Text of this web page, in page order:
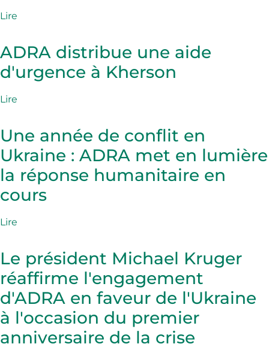
Lire
ADRA distribue une aide
d'urgence à Kherson
Lire
Une année de conflit en
Ukraine : ADRA met en lumière
la réponse humanitaire en
cours
Lire
Le président Michael Kruger
réaffirme l'engagement
d'ADRA en faveur de l'Ukraine
à l'occasion du premier
anniversaire de la crise